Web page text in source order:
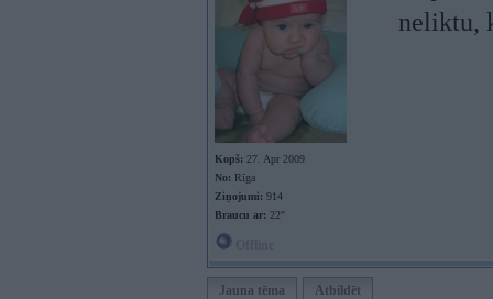
Kopš: 27. Apr 2009
No: Rīga
Ziņojumi: 914
Braucu ar: 22″
neliktu,
Jauna tēma Atbildēt